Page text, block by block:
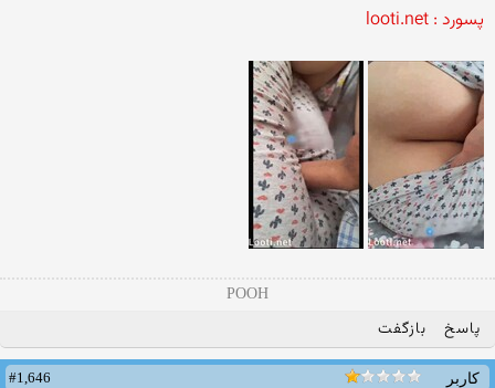
پسورد : looti.net
POOH
پاسخ بازگفت
کاربر
#1,646